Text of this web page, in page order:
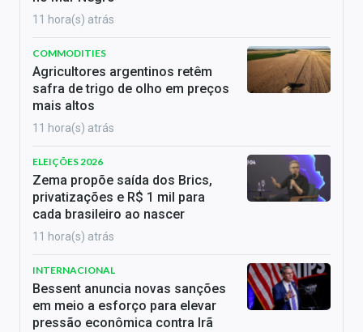
11 hora(s) atrás
COMMODITIES
Agricultores argentinos retêm
safra de trigo de olho em preços
mais altos
11 hora(s) atrás
ELEIÇÕES 2026
Zema propõe saída dos Brics,
privatizações e R$ 1 mil para
cada brasileiro ao nascer
11 hora(s) atrás
INTERNACIONAL
Bessent anuncia novas sanções
em meio a esforço para elevar
pressão econômica contra Irã